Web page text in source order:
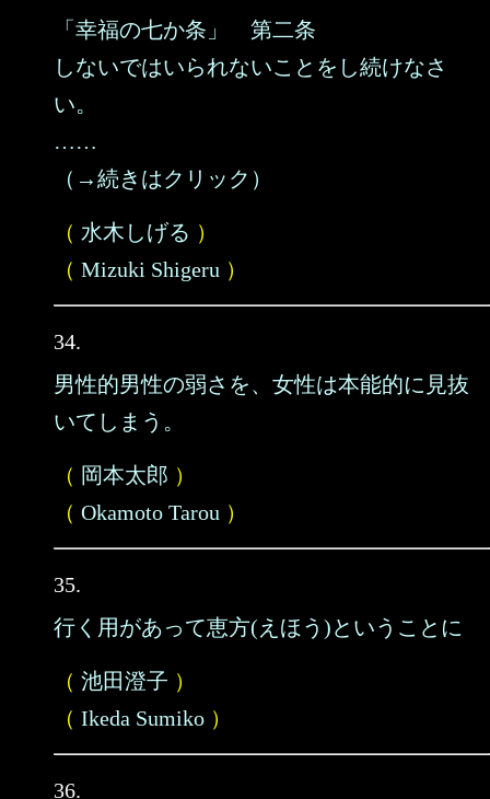
「幸福の七か条」 第二条
しないではいられないことをし続けなさ
い。
……
（→続きはクリック）
（ 水木しげる ）
（ Mizuki Shigeru ）
34.
男性的男性の弱さを、女性は本能的に見抜
いてしまう。
（ 岡本太郎 ）
（ Okamoto Tarou ）
35.
行く用があって恵方(えほう)ということに
（ 池田澄子 ）
（ Ikeda Sumiko ）
36.